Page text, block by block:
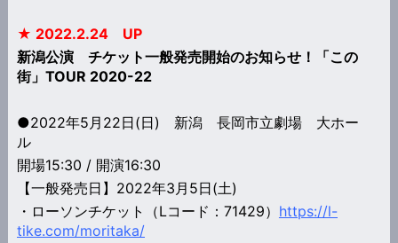
★ 2022.2.24 UP
新潟公演 チケット一般発売開始のお知らせ！「この
街」TOUR 2020-22
●2022年5月22日(日) 新潟 長岡市立劇場 大ホー
ル
開場15:30 / 開演16:30
【一般発売日】2022年3月5日(土)
・ローソンチケット（Lコード：71429） https://l-
tike.com/moritaka/